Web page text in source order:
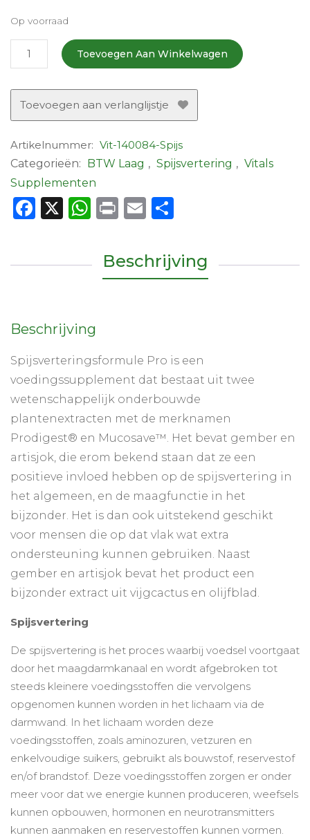
Op voorraad
Spijsverteringsformule
Pro
60
Vcaps
Toevoegen Aan Winkelwagen
Toevoegen aan verlanglijstje
Artikelnummer: Vit-140084-Spijs
Categorieën: BTW Laag , Spijsvertering , Vitals
Supplementen
Facebook
X WhatsApp
PrintEmail
Beschrijving
Beschrijving
Spijsverteringsformule Pro is een
voedingssupplement dat bestaat uit twee
wetenschappelijk onderbouwde
plantenextracten met de merknamen
Prodigest® en Mucosave™. Het bevat gember en
artisjok, die erom bekend staan dat ze een
positieve invloed hebben op de spijsvertering in
het algemeen, en de maagfunctie in het
bijzonder. Het is dan ook uitstekend geschikt
voor mensen die op dat vlak wat extra
ondersteuning kunnen gebruiken. Naast
gember en artisjok bevat het product een
bijzonder extract uit vijgcactus en olijfblad.
Spijsvertering
De spijsvertering is het proces waarbij voedsel voortgaat
door het maagdarmkanaal en wordt afgebroken tot
steeds kleinere voedingsstoffen die vervolgens
opgenomen kunnen worden in het lichaam via de
darmwand. In het lichaam worden deze
voedingsstoffen, zoals aminozuren, vetzuren en
enkelvoudige suikers, gebruikt als bouwstof, reservestof
en/of brandstof. Deze voedingsstoffen zorgen er onder
meer voor dat we energie kunnen produceren, weefsels
kunnen opbouwen, hormonen en neurotransmitters
kunnen aanmaken en reservestoffen kunnen vormen.